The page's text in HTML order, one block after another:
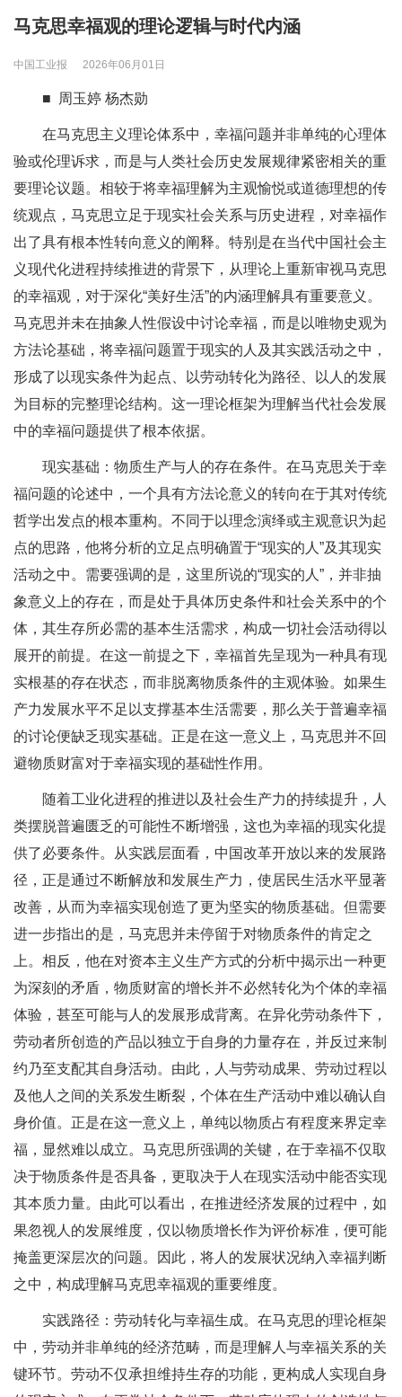
马克思幸福观的理论逻辑与时代内涵
中国工业报 2026年06月01日
■ 周玉婷 杨杰勋
在马克思主义理论体系中，幸福问题并非单纯的心理体
验或伦理诉求，而是与人类社会历史发展规律紧密相关的重
要理论议题。相较于将幸福理解为主观愉悦或道德理想的传
统观点，马克思立足于现实社会关系与历史进程，对幸福作
出了具有根本性转向意义的阐释。特别是在当代中国社会主
义现代化进程持续推进的背景下，从理论上重新审视马克思
的幸福观，对于深化“美好生活”的内涵理解具有重要意义。
马克思并未在抽象人性假设中讨论幸福，而是以唯物史观为
方法论基础，将幸福问题置于现实的人及其实践活动之中，
形成了以现实条件为起点、以劳动转化为路径、以人的发展
为目标的完整理论结构。这一理论框架为理解当代社会发展
中的幸福问题提供了根本依据。
现实基础：物质生产与人的存在条件。在马克思关于幸
福问题的论述中，一个具有方法论意义的转向在于其对传统
哲学出发点的根本重构。不同于以理念演绎或主观意识为起
点的思路，他将分析的立足点明确置于“现实的人”及其现实
活动之中。需要强调的是，这里所说的“现实的人”，并非抽
象意义上的存在，而是处于具体历史条件和社会关系中的个
体，其生存所必需的基本生活需求，构成一切社会活动得以
展开的前提。在这一前提之下，幸福首先呈现为一种具有现
实根基的存在状态，而非脱离物质条件的主观体验。如果生
产力发展水平不足以支撑基本生活需要，那么关于普遍幸福
的讨论便缺乏现实基础。正是在这一意义上，马克思并不回
避物质财富对于幸福实现的基础性作用。
随着工业化进程的推进以及社会生产力的持续提升，人
类摆脱普遍匮乏的可能性不断增强，这也为幸福的现实化提
供了必要条件。从实践层面看，中国改革开放以来的发展路
径，正是通过不断解放和发展生产力，使居民生活水平显著
改善，从而为幸福实现创造了更为坚实的物质基础。但需要
进一步指出的是，马克思并未停留于对物质条件的肯定之
上。相反，他在对资本主义生产方式的分析中揭示出一种更
为深刻的矛盾，物质财富的增长并不必然转化为个体的幸福
体验，甚至可能与人的发展形成背离。在异化劳动条件下，
劳动者所创造的产品以独立于自身的力量存在，并反过来制
约乃至支配其自身活动。由此，人与劳动成果、劳动过程以
及他人之间的关系发生断裂，个体在生产活动中难以确认自
身价值。正是在这一意义上，单纯以物质占有程度来界定幸
福，显然难以成立。马克思所强调的关键，在于幸福不仅取
决于物质条件是否具备，更取决于人在现实活动中能否实现
其本质力量。由此可以看出，在推进经济发展的过程中，如
果忽视人的发展维度，仅以物质增长作为评价标准，便可能
掩盖更深层次的问题。因此，将人的发展状况纳入幸福判断
之中，构成理解马克思幸福观的重要维度。
实践路径：劳动转化与幸福生成。在马克思的理论框架
中，劳动并非单纯的经济范畴，而是理解人与幸福关系的关
键环节。劳动不仅承担维持生存的功能，更构成人实现自身